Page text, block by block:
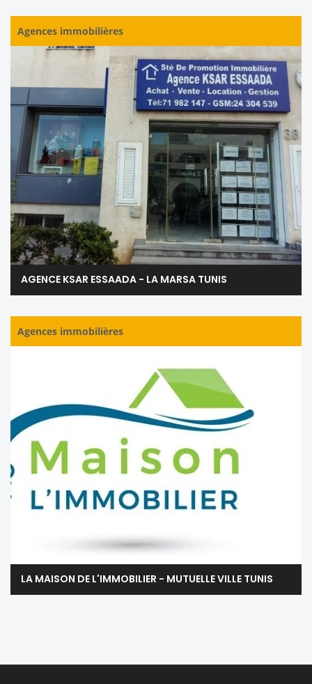
Agences immobilières
AGENCE KSAR ESSAADA - LA MARSA TUNIS
Agences immobilières
LA MAISON DE L'IMMOBILIER - MUTUELLE VILLE TUNIS